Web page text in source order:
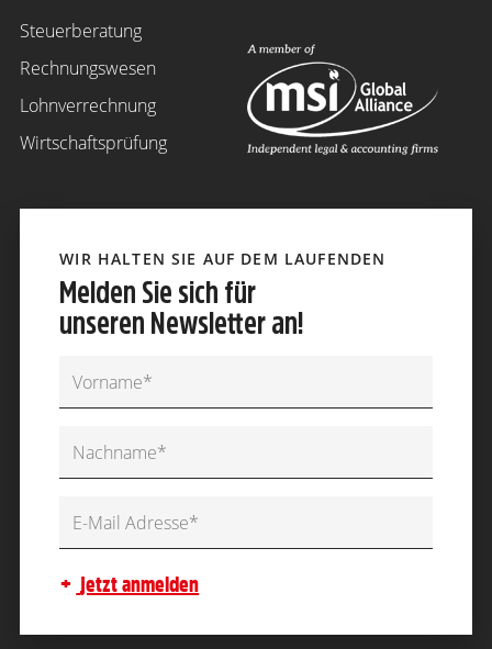
Steuerberatung
Rechnungswesen
Lohnverrechnung
Wirtschaftsprüfung
WIR HALTEN SIE AUF DEM LAUFENDEN
Melden Sie sich für
unseren Newsletter an!
jetzt anmelden